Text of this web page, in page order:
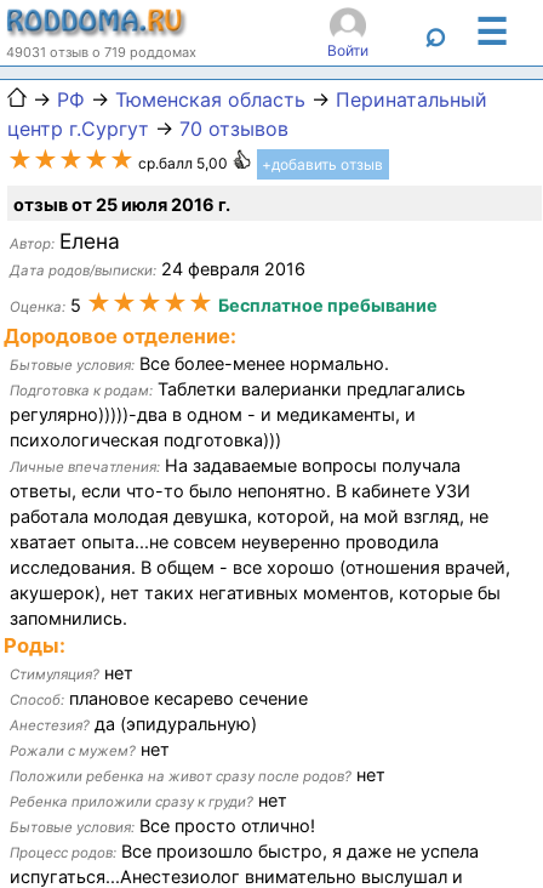
49031 отзыв о 719 роддомах Войти ⌕ ☰
→ РФ → Тюменская область → Перинатальный
центр г.Сургут → 70 отзывов
★★★★★ ср.балл 5,00 +добавить отзыв
отзыв от 25 июля 2016 г.
Автор: Елена
Дата родов/выписки: 24 февраля 2016
Оценка: 5 ★★★★★ Бесплатное пребывание
Дородовое отделение:
Бытовые условия: Все более-менее нормально.
Подготовка к родам: Таблетки валерианки предлагались
регулярно)))))-два в одном - и медикаменты, и
психологическая подготовка)))
Личные впечатления: На задаваемые вопросы получала
ответы, если что-то было непонятно. В кабинете УЗИ
работала молодая девушка, которой, на мой взгляд, не
хватает опыта...не совсем неуверенно проводила
исследования. В общем - все хорошо (отношения врачей,
акушерок), нет таких негативных моментов, которые бы
запомнились.
Роды:
Стимуляция? нет
Способ: плановое кесарево сечение
Анестезия? да (эпидуральную)
Рожали с мужем? нет
Положили ребенка на живот сразу после родов? нет
Ребенка приложили сразу к груди? нет
Бытовые условия: Все просто отлично!
Процесс родов: Все произошло быстро, я даже не успела
испугаться...Анестезиолог внимательно выслушал и